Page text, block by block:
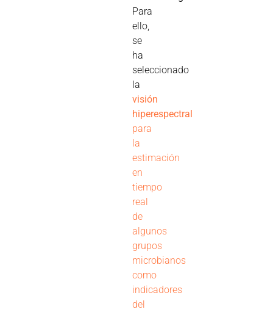
Para
ello,
se
ha
seleccionado
la
visión
hiperespectral
para
la
estimación
en
tiempo
real
de
algunos
grupos
microbianos
como
indicadores
del